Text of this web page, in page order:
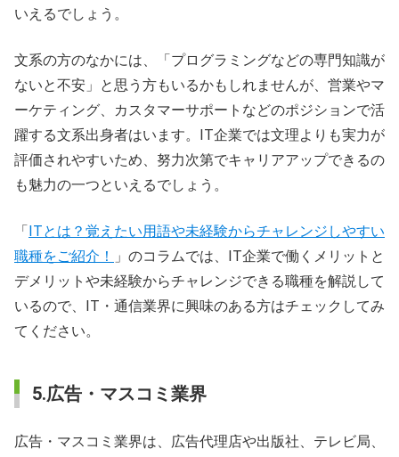
いえるでしょう。
文系の方のなかには、「プログラミングなどの専門知識が
ないと不安」と思う方もいるかもしれませんが、営業やマ
ーケティング、カスタマーサポートなどのポジションで活
躍する文系出身者はいます。IT企業では文理よりも実力が
評価されやすいため、努力次第でキャリアアップできるの
も魅力の一つといえるでしょう。
「
ITとは？覚えたい用語や未経験からチャレンジしやすい
職種をご紹介！
」のコラムでは、IT企業で働くメリットと
デメリットや未経験からチャレンジできる職種を解説して
いるので、IT・通信業界に興味のある方はチェックしてみ
てください。
5.広告・マスコミ業界
広告・マスコミ業界は、広告代理店や出版社、テレビ局、